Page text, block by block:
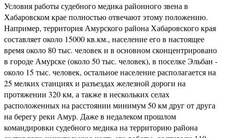
Условия работы судебного медика районного звена в
Хабаровском крае полностью отвечают этому положению.
Например, территория Амурского района Хабаровского края
составляет около 15000 кв.км., население его в настоящее
время около 80 тыс. человек и в основном сконцентрировано
в городе Амурске (около 50 тыс. человек), в поселке Эльбан -
около 15 тыс. человек, остальное население располагается на
25 мелких станциях и разъездах железной дороги на
протяжении 320 км, а также в нескольких селах
расположенных на расстоянии минимум 50 км друг от друга
на берегу реки Амур. Даже в недалеком прошлом
командировки судебного медика на территорию района